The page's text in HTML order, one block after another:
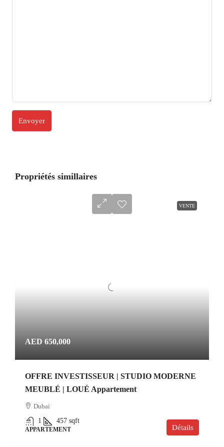
Propriétés simillaires
VENTE
AED 650,000
OFFRE INVESTISSEUR | STUDIO MODERNE
MEUBLÉ | LOUÉ Appartement
Dubai
1
457 sqft
APPARTEMENT Détails